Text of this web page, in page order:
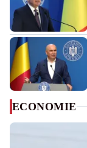
ECONOMIE